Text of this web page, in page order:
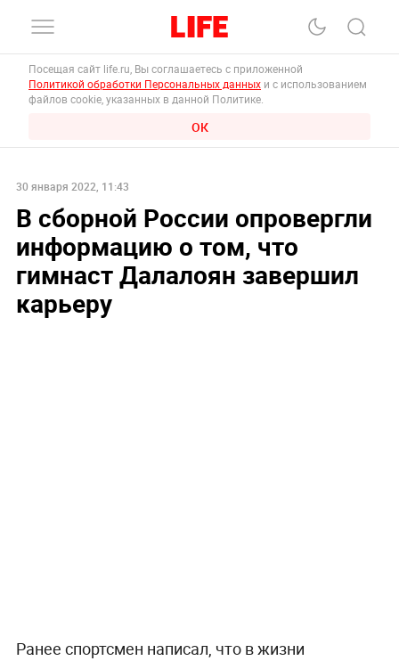
Посещая сайт life.ru, Вы соглашаетесь с приложенной
Политикой обработки Персональных данных и с использованием
файлов cookie, указанных в данной Политике.
ОК
30 января 2022, 11:43
В сборной России опровергли
информацию о том, что
гимнаст Далалоян завершил
карьеру
Ранее спортсмен написал, что в жизни